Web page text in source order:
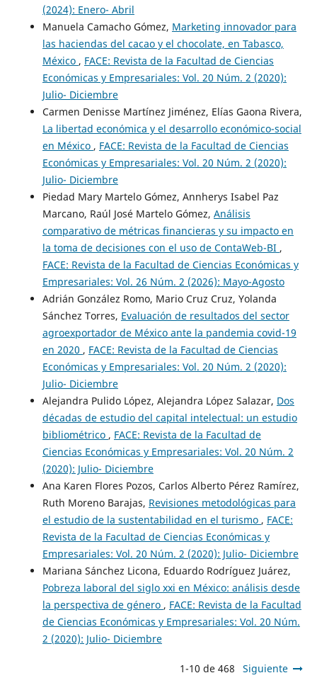
(2024): Enero- Abril
Manuela Camacho Gómez, Marketing innovador para
las haciendas del cacao y el chocolate, en Tabasco,
México , FACE: Revista de la Facultad de Ciencias
Económicas y Empresariales: Vol. 20 Núm. 2 (2020):
Julio- Diciembre
Carmen Denisse Martínez Jiménez, Elías Gaona Rivera,
La libertad económica y el desarrollo económico-social
en México , FACE: Revista de la Facultad de Ciencias
Económicas y Empresariales: Vol. 20 Núm. 2 (2020):
Julio- Diciembre
Piedad Mary Martelo Gómez, Annherys Isabel Paz
Marcano, Raúl José Martelo Gómez, Análisis
comparativo de métricas financieras y su impacto en
la toma de decisiones con el uso de ContaWeb-BI ,
FACE: Revista de la Facultad de Ciencias Económicas y
Empresariales: Vol. 26 Núm. 2 (2026): Mayo-Agosto
Adrián González Romo, Mario Cruz Cruz, Yolanda
Sánchez Torres, Evaluación de resultados del sector
agroexportador de México ante la pandemia covid-19
en 2020 , FACE: Revista de la Facultad de Ciencias
Económicas y Empresariales: Vol. 20 Núm. 2 (2020):
Julio- Diciembre
Alejandra Pulido López, Alejandra López Salazar, Dos
décadas de estudio del capital intelectual: un estudio
bibliométrico , FACE: Revista de la Facultad de
Ciencias Económicas y Empresariales: Vol. 20 Núm. 2
(2020): Julio- Diciembre
Ana Karen Flores Pozos, Carlos Alberto Pérez Ramírez,
Ruth Moreno Barajas, Revisiones metodológicas para
el estudio de la sustentabilidad en el turismo , FACE:
Revista de la Facultad de Ciencias Económicas y
Empresariales: Vol. 20 Núm. 2 (2020): Julio- Diciembre
Mariana Sánchez Licona, Eduardo Rodríguez Juárez,
Pobreza laboral del siglo xxi en México: análisis desde
la perspectiva de género , FACE: Revista de la Facultad
de Ciencias Económicas y Empresariales: Vol. 20 Núm.
2 (2020): Julio- Diciembre
1-10 de 468 Siguiente